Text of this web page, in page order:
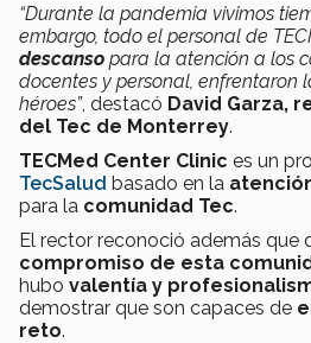
“Durante la pandemia vivimos
embargo, todo el personal de
descanso para la atención a los
docentes y personal, enfrentaron
héroes”, destacó David Garza,
del Tec de Monterrey.
TECMed Center Clinic es un
TecSalud basado en la
para la comunidad Tec.
El rector reconoció además que
compromiso de esta
hubo valentía y
demostrar que son capaces de
reto.